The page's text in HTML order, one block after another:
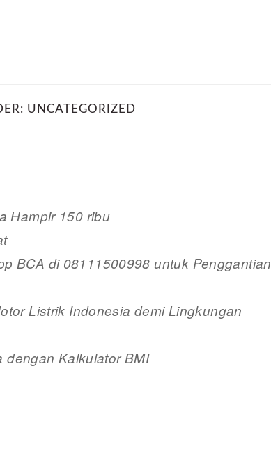
UNCATEGORIZED
Hampir 150 ribu
BCA di 08111500998 untuk Penggantian
Listrik Indonesia demi Lingkungan
dengan Kalkulator BMI